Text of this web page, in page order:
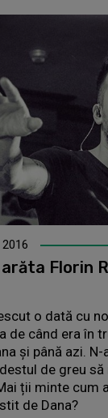
arăta Florin
o dată cu
de când era în
şi până azi.
de greu
ții minte cum
de Dana?